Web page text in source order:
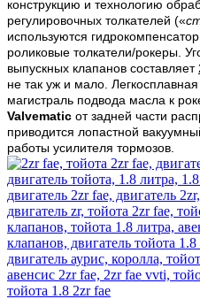
конструкцию и технологию
регулировочных толкателей («
используются
роликовые толкатели/рокеры.
выпускных клапанов составляет
не так уж и мало.
магистраль подвода масла к
Valvematic от задней части
приводится лопастной
работы усилителя тормозов.